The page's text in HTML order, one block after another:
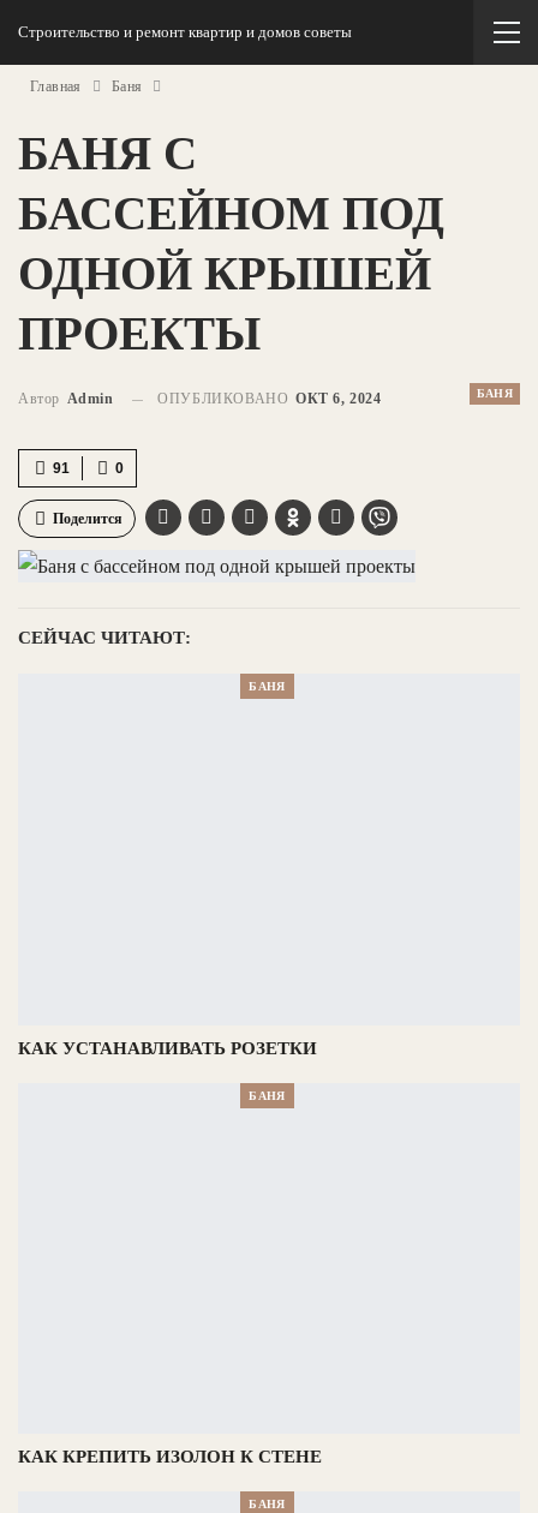
Строительство и ремонт квартир и домов советы
Главная Баня
БАНЯ С
БАССЕЙНОМ ПОД
ОДНОЙ КРЫШЕЙ
ПРОЕКТЫ
БАНЯ
Автор Admin ОПУБЛИКОВАНО ОКТ 6, 2024
0
91
Поделится
СЕЙЧАС ЧИТАЮТ:
БАНЯ
КАК УСТАНАВЛИВАТЬ РОЗЕТКИ
БАНЯ
КАК КРЕПИТЬ ИЗОЛОН К СТЕНЕ
БАНЯ